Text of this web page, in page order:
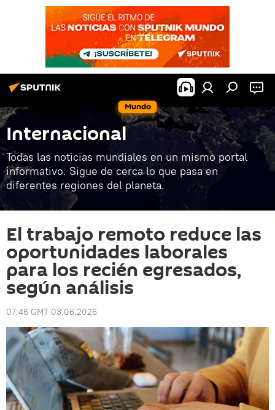
Mundo
Internacional
Todas las noticias mundiales en un mismo portal
informativo. Sigue de cerca lo que pasa en
diferentes regiones del planeta.
El trabajo remoto reduce las
oportunidades laborales
para los recién egresados,
según análisis
07:46 GMT 03.06.2026